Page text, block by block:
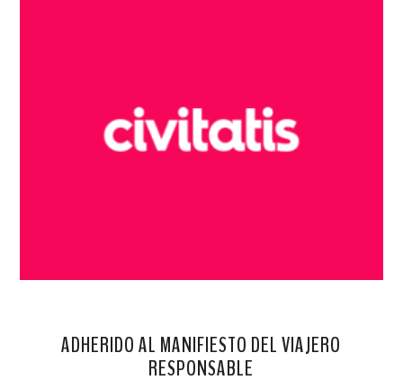
ADHERIDO AL MANIFIESTO DEL VIAJERO
RESPONSABLE